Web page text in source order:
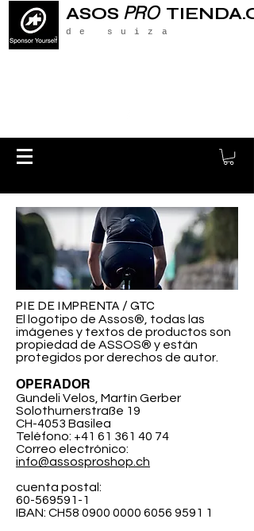
ASOS PRO
de suiza
PIE DE IMPRENTA / GTC
El logotipo de Assos®, todas las
imágenes y textos de productos son
propiedad de ASSOS® y están
protegidos por derechos de autor.
OPERADOR
Gundeli Velos, Martín Gerber
Solothurnerstraße 19
CH-4053 Basilea
Teléfono: +41 61 361 40 74
Correo electrónico:
info@assosproshop.ch
cuenta postal:
60-569591-1
IBAN: CH58 0900 0000 6056 9591 1